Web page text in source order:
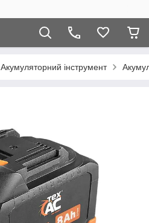
Акумуляторний інструмент